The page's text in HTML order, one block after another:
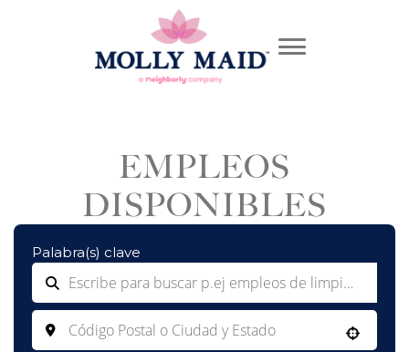
EMPLEOS
DISPONIBLES
Palabra(s) clave